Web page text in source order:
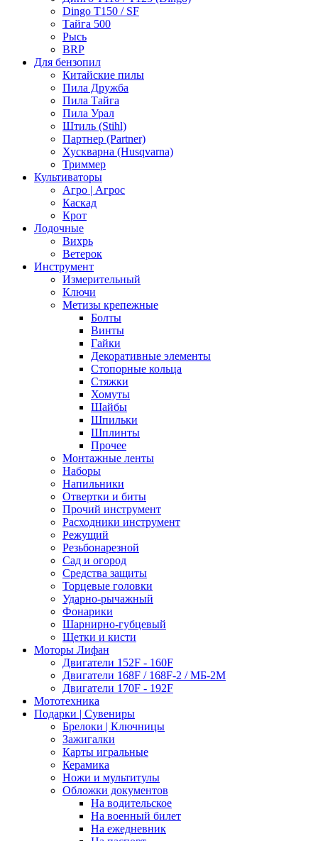
Dingo T150 / SF
Тайга 500
Рысь
BRP
Для бензопил
Китайские пилы
Пила Дружба
Пила Тайга
Пила Урал
Штиль (Stihl)
Партнер (Partner)
Хускварна (Husqvarna)
Триммер
Культиваторы
Агро | Агрос
Каскад
Крот
Лодочные
Вихрь
Ветерок
Инструмент
Измерительный
Ключи
Метизы крепежные
Болты
Винты
Гайки
Декоративные элементы
Стопорные кольца
Стяжки
Хомуты
Шайбы
Шпильки
Шплинты
Прочее
Монтажные ленты
Наборы
Напильники
Отвертки и биты
Прочий инструмент
Расходники инструмент
Режущий
Резьбонарезной
Сад и огород
Средства защиты
Торцевые головки
Ударно-рычажный
Фонарики
Шарнирно-губцевый
Щетки и кисти
Моторы Лифан
Двигатели 152F - 160F
Двигатели 168F / 168F-2 / МБ-2М
Двигатели 170F - 192F
Мототехника
Подарки | Сувениры
Брелоки | Ключницы
Зажигалки
Карты игральные
Керамика
Ножи и мультитулы
Обложки документов
На водительское
На военный билет
На ежедневник